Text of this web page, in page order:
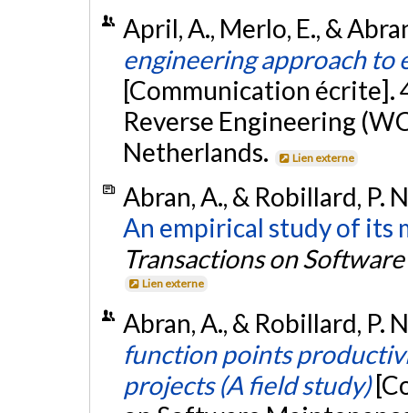
April, A., Merlo, E., &
engineering approach
[Communication
Reverse Engineering
Netherlands.
Lien externe
Abran, A., & Robillard, P.
An empirical study of its
Transactions on
Lien externe
Abran, A., & Robillard, P.
function points
projects (A field study)